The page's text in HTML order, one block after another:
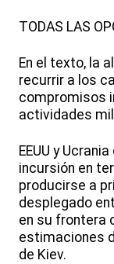
TODAS LAS
En el texto, la
recurrir a los
compromisos
actividades
EEUU y
incursión en
producirse a
desplegado
en su frontera
estimaciones
de Kiev.